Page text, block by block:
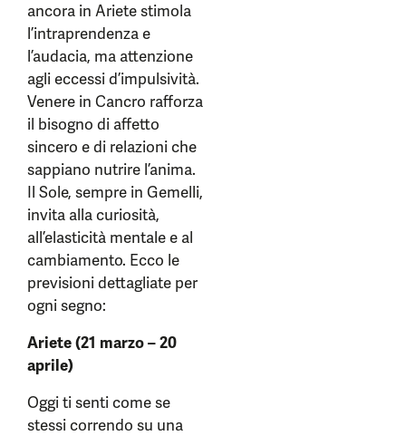
ancora in Ariete stimola
l’intraprendenza e
l’audacia, ma attenzione
agli eccessi d’impulsività.
Venere in Cancro rafforza
il bisogno di affetto
sincero e di relazioni che
sappiano nutrire l’anima.
Il Sole, sempre in Gemelli,
invita alla curiosità,
all’elasticità mentale e al
cambiamento. Ecco le
previsioni dettagliate per
ogni segno:
Ariete (21 marzo – 20
aprile)
Oggi ti senti come se
stessi correndo su una